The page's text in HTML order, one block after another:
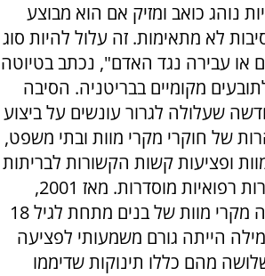
נוהג כואב ומזיק אם הוא מבוצע
לא מתאימות. זה עלול להיות סוג
או עבירה נגד האדם", נכתב בטיוטה
מקומיים בבריטניה. הסיבה
שעלולה לגרור עונשים על ביצוע
של חוקרי מקרי מוות ובתי משפט,
ופציעות קשות הקשורות לבריתות
שבוצעו מחוץ למסגרות רפואיות מוסדרות. מאז 2001,
נרשמו לפחות שבעה מקרי מוות של בנים מתחת לגיל 18
הייתה גורם משמעותי לפציעה
מהם כללו תינוקות שדיממו